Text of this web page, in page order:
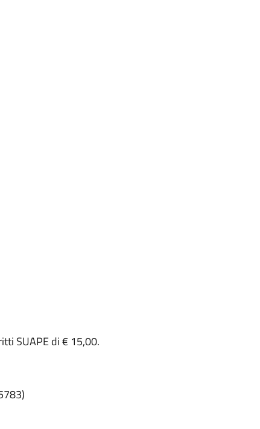
SUAPE di € 15,00.